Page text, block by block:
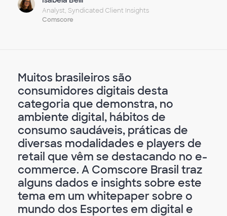
Analyst, Syndicated Client Insights
Comscore
Muitos brasileiros são
consumidores digitais desta
categoria que demonstra, no
ambiente digital, hábitos de
consumo saudáveis, práticas de
diversas modalidades e players de
retail que vêm se destacando no e-
commerce. A Comscore Brasil traz
alguns dados e insights sobre este
tema em um whitepaper sobre o
mundo dos Esportes em digital e